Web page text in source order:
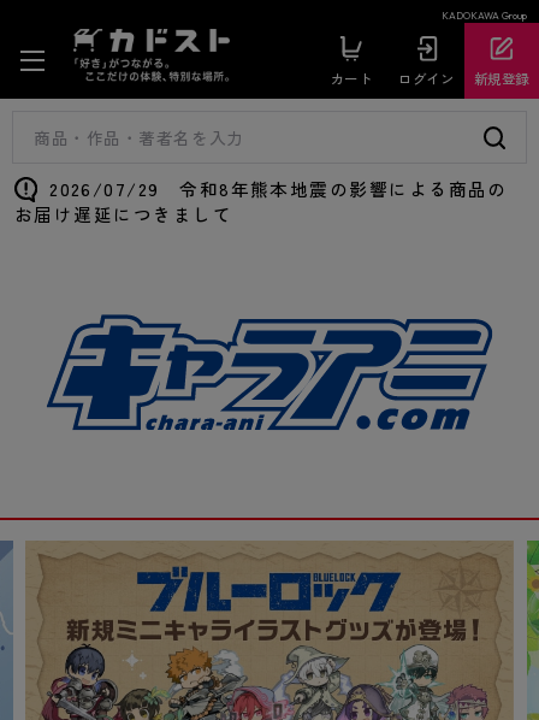
KADOKAWA Group
カート ログイン 新規登録
2026/07/29 令和8年熊本地震の影響による商品の
お届け遅延につきまして